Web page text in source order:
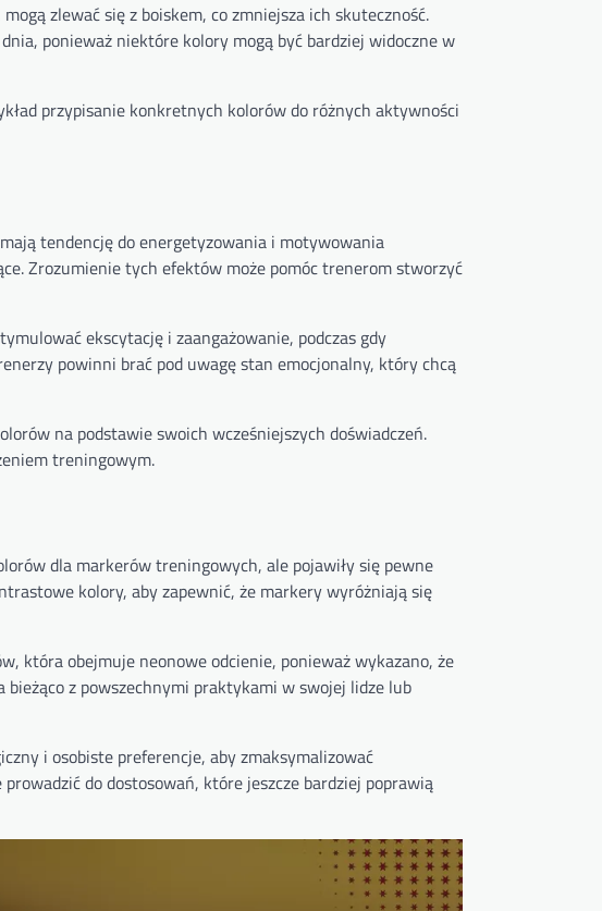
zlewać się z boiskem, co zmniejsza ich skuteczność.
ponieważ niektóre kolory mogą być bardziej widoczne w
przypisanie konkretnych kolorów do różnych aktywności
tendencję do energetyzowania i motywowania
Zrozumienie tych efektów może pomóc trenerom stworzyć
ekscytację i zaangażowanie, podczas gdy
powinni brać pod uwagę stan emocjonalny, który chcą
na podstawie swoich wcześniejszych doświadczeń.
treningowym.
dla markerów treningowych, ale pojawiły się pewne
kolory, aby zapewnić, że markery wyróżniają się
która obejmuje neonowe odcienie, ponieważ wykazano, że
z powszechnymi praktykami w swojej lidze lub
i osobiste preferencje, aby zmaksymalizować
do dostosowań, które jeszcze bardziej poprawią